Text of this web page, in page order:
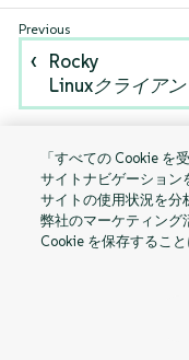
Rocky
Linuxクライアン
「すべての Cookie を
サイトナビゲーション
サイトの使用状況を分
弊社のマーケティング
Cookie を保存するこ